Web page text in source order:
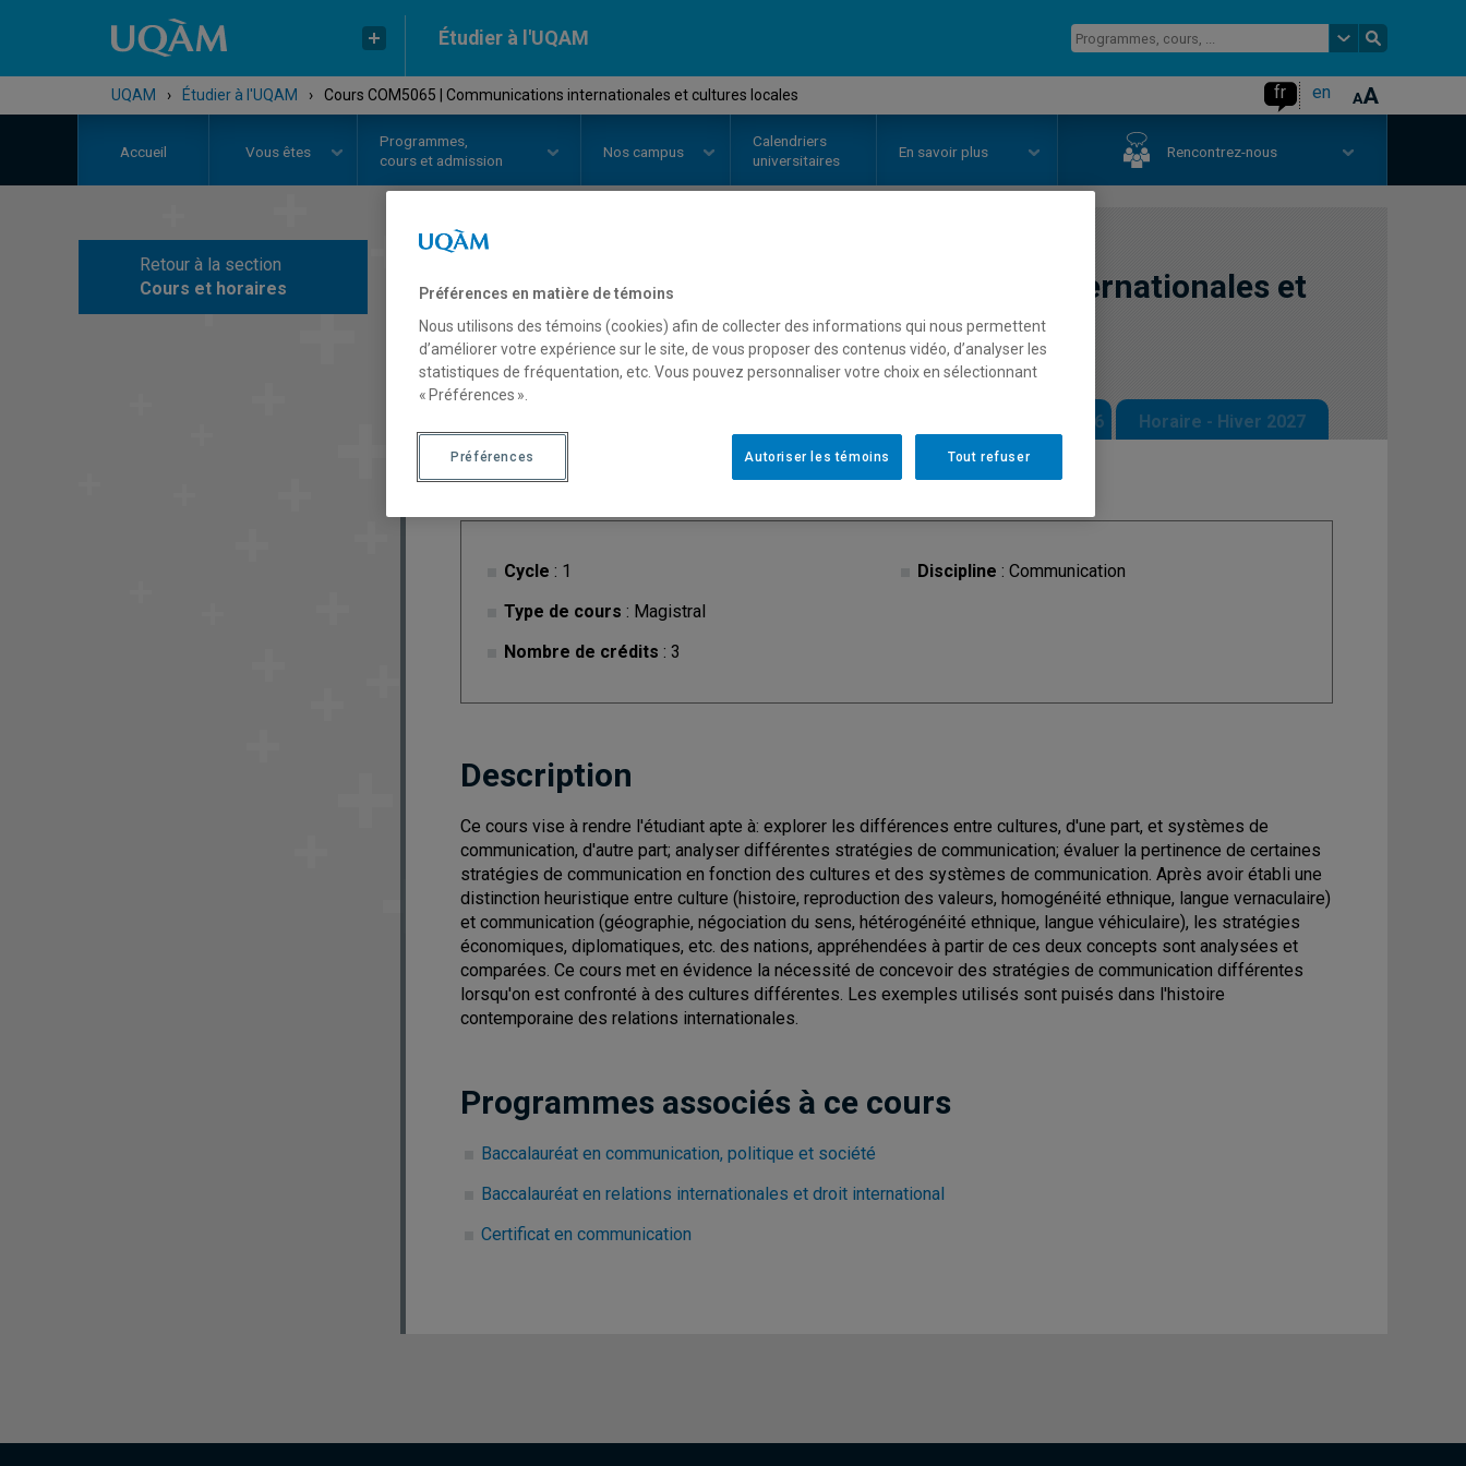
Étudier à l'UQAM
UQAM › Étudier à l'UQAM › Cours COM5065 | Communications internationales et cultures locales fr en
Accueil Vous êtes
Programmes,
cours et admission
Nos campus
Calendriers
universitaires
En savoir plus Rencontrez-nous
Retour à la section
Cours et horaires
COURS// COM5065
Communications internationales et
cultures locales
Horaire - Automne 2026 Horaire - Hiver 2027
Cycle : 1
Type de cours : Magistral
Nombre de crédits : 3
Discipline : Communication
Description
Ce cours vise à rendre l'étudiant apte à: explorer les différences entre cultures, d'une part, et systèmes de
communication, d'autre part; analyser différentes stratégies de communication; évaluer la pertinence de certaines
stratégies de communication en fonction des cultures et des systèmes de communication. Après avoir établi une
distinction heuristique entre culture (histoire, reproduction des valeurs, homogénéité ethnique, langue vernaculaire)
et communication (géographie, négociation du sens, hétérogénéité ethnique, langue véhiculaire), les stratégies
économiques, diplomatiques, etc. des nations, appréhendées à partir de ces deux concepts sont analysées et
comparées. Ce cours met en évidence la nécessité de concevoir des stratégies de communication différentes
lorsqu'on est confronté à des cultures différentes. Les exemples utilisés sont puisés dans l'histoire
contemporaine des relations internationales.
Programmes associés à ce cours
Baccalauréat en communication, politique et société
Baccalauréat en relations internationales et droit international
Certificat en communication
Préférences en matière de témoins
Nous utilisons des témoins (cookies) afin de collecter des informations qui nous permettent
d’améliorer votre expérience sur le site, de vous proposer des contenus vidéo, d’analyser les
statistiques de fréquentation, etc. Vous pouvez personnaliser votre choix en sélectionnant
« Préférences ».
Tout refuser
Autoriser les témoins
Préférences